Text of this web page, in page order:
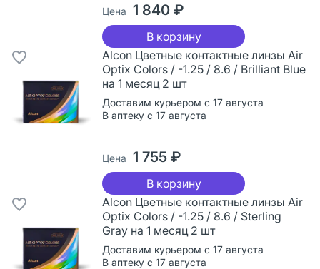
Цена 1 840 ₽
В корзину
Alcon Цветные контактные линзы Air
Optix Colors / -1.25 / 8.6 / Brilliant Blue
на 1 месяц 2 шт
Доставим курьером с 17 августа
В аптеку с 17 августа
Цена 1 755 ₽
В корзину
Alcon Цветные контактные линзы Air
Optix Colors / -1.25 / 8.6 / Sterling
Gray на 1 месяц 2 шт
Доставим курьером с 17 августа
В аптеку с 17 августа